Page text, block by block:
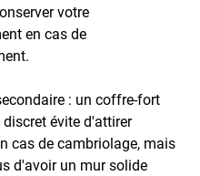
votre
en cas de
: un coffre-fort
évite d'attirer
cas de cambriolage, mais
d'avoir un mur solide